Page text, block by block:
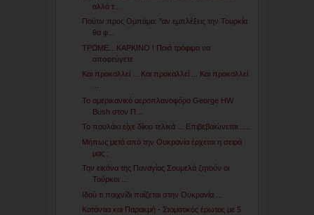
αλλά τ...
Πούτιν προς Ομπάμα: "αν εμπλέξεις την Τουρκία
θα φ...
ΤΡΩΜΕ…ΚΑΡΚΙΝΟ ! Ποιά τρόφιμα να
αποφεύγετε
Και προκαλλεί ... Και προκαλλεί ... Και προκαλλεί
Το αμερικανικό αεροπλανοφόρο George HW
Bush στον Π...
Το πουλάκι είχε δίκιο τελικά ... Επιβεβαιώνεται......
Μήπως μετά από την Ουκρανία έρχεται η σειρά
μας ;
Την εικόνα της Παναγίας Σουμελά ζητούν οι
Τούρκοι ...
Ιδού τι παιχνίδι παίζεται στην Ουκρανία ...
Κατάντια και Παρακμή - Στοματικός έρωτας με 5